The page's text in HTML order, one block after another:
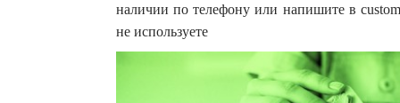
наличии по телефону или напишите в
не используете